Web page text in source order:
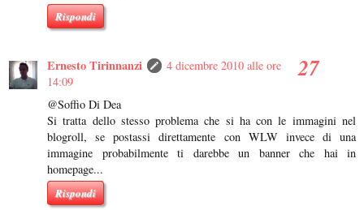
Rispondi
Ernesto Tirinnanzi
4 dicembre 2010 alle ore
14:09
@Soffio Di Dea
Si tratta dello stesso problema che si ha con le immagini nel
blogroll, se postassi direttamente con WLW invece di una
immagine probabilmente ti darebbe un banner che hai in
homepage...
Rispondi